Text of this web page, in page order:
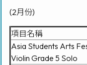
(2月份)
項目名稱
Asia Students Arts
Violin Grade 5 Solo